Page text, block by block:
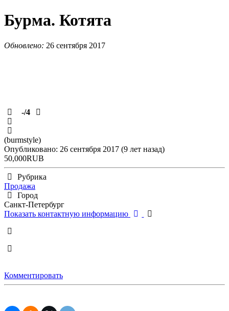
Бурма. Котята
Обновлено: 26 сентября 2017
-/4
(burmstyle)
Опубликовано: 26 сентября 2017 (9 лет назад)
50,000RUB
Рубрика
Продажа
Город
Санкт-Петербург
Показать контактную информацию
Комментировать